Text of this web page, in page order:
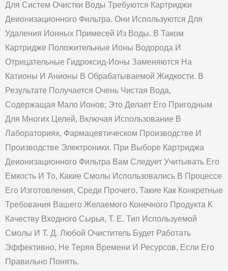
Для Систем Очистки Воды Требуются Картриджи
Деионизационного Фильтра. Они Используются Для
Удаления Ионных Примесей Из Воды. В Таком
Картридже Положительные Ионы Водорода И
Отрицательные Гидроксид-Ионы Заменяются На
Катионы И Анионы В Обрабатываемой Жидкости. В
Результате Получается Очень Чистая Вода,
Содержащая Мало Ионов; Это Делает Его Пригодным
Для Многих Целей, Включая Использование В
Лабораториях, Фармацевтическом Производстве И
Производстве Электроники. При Выборе Картриджа
Деионизационного Фильтра Вам Следует Учитывать Его
Емкость И То, Какие Смолы Использовались В Процессе
Его Изготовления, Среди Прочего, Такие Как Конкретные
Требования Вашего Желаемого Конечного Продукта К
Качеству Входного Сырья, Т. Е. Тип Используемой
Смолы И Т. Д. Любой Очиститель Будет Работать
Эффективно, Не Теряя Времени И Ресурсов, Если Его
Правильно Понять.